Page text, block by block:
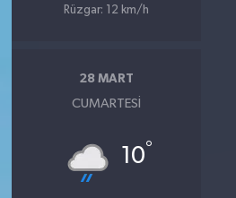
Rüzgar: 12 km/h
28 MART
CUMARTESI
10°